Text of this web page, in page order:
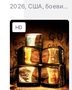
2026, США, боевик, драма, спорт
HD